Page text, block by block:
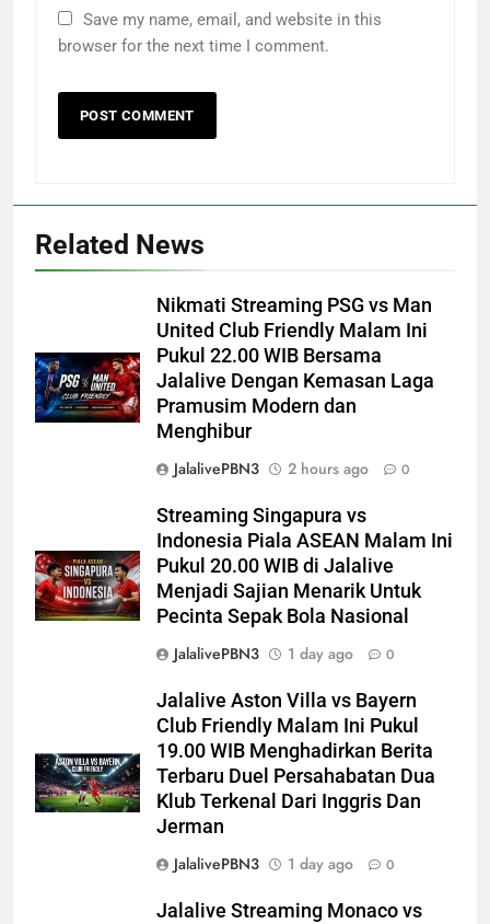
Save my name, email, and website in this
browser for the next time I comment.
Related News
Nikmati Streaming PSG vs Man
United Club Friendly Malam Ini
Pukul 22.00 WIB Bersama
Jalalive Dengan Kemasan Laga
Pramusim Modern dan
Menghibur
JalalivePBN3
2 hours ago 0
Streaming Singapura vs
Indonesia Piala ASEAN Malam Ini
Pukul 20.00 WIB di Jalalive
Menjadi Sajian Menarik Untuk
Pecinta Sepak Bola Nasional
JalalivePBN3
1 day ago 0
Jalalive Aston Villa vs Bayern
Club Friendly Malam Ini Pukul
19.00 WIB Menghadirkan Berita
Terbaru Duel Persahabatan Dua
Klub Terkenal Dari Inggris Dan
Jerman
JalalivePBN3
1 day ago 0
Jalalive Streaming Monaco vs